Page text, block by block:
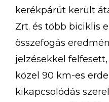
kerékpárút került
Zrt. és több biciklis
összefogás
jelzésekkel
közel 90 km-es
kikapcsolódás